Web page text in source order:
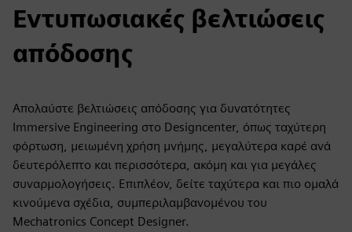
Εντυπωσιακές βελτιώσεις
απόδοσης
Απολαύστε βελτιώσεις απόδοσης για δυνατότητες
Immersive Engineering στο Designcenter, όπως ταχύτερη
φόρτωση, μειωμένη χρήση μνήμης, μεγαλύτερα καρέ ανά
δευτερόλεπτο και περισσότερα, ακόμη και για μεγάλες
συναρμολογήσεις. Επιπλέον, δείτε ταχύτερα και πιο ομαλά
κινούμενα σχέδια, συμπεριλαμβανομένου του
Mechatronics Concept Designer.